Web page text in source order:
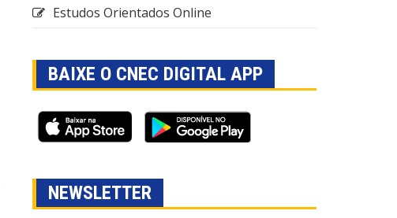
Estudos Orientados Online
BAIXE O CNEC DIGITAL APP
NEWSLETTER